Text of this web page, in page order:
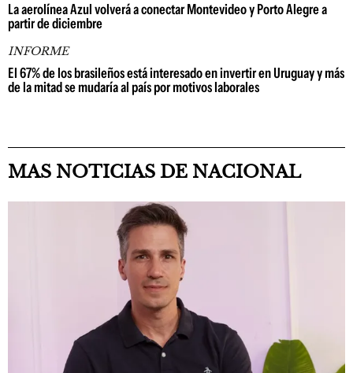
La aerolínea Azul volverá a conectar Montevideo y Porto Alegre a
partir de diciembre
INFORME
El 67% de los brasileños está interesado en invertir en Uruguay y más
de la mitad se mudaría al país por motivos laborales
MAS NOTICIAS DE NACIONAL